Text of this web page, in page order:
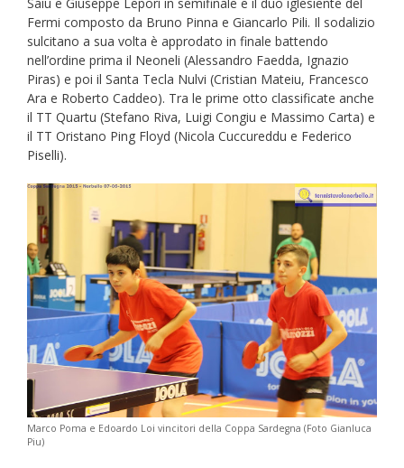
Fermi composto da Bruno Pinna e Giancarlo Pili. Il sodalizio
sulcitano a sua volta è approdato in finale battendo
nell’ordine prima il Neoneli (Alessandro Faedda, Ignazio
Piras) e poi il Santa Tecla Nulvi (Cristian Mateiu, Francesco
Ara e Roberto Caddeo). Tra le prime otto classificate anche
il TT Quartu (Stefano Riva, Luigi Congiu e Massimo Carta) e
il TT Oristano Ping Floyd (Nicola Cuccureddu e Federico
Piselli).
Marco Poma e Edoardo Loi vincitori della Coppa Sardegna (Foto Gianluca
Piu)